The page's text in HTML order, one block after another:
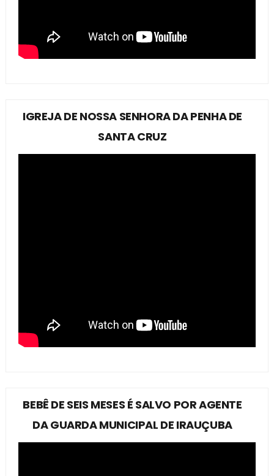
IGREJA DE NOSSA SENHORA DA PENHA DE
SANTA CRUZ
BEBÊ DE SEIS MESES É SALVO POR AGENTE
DA GUARDA MUNICIPAL DE IRAUÇUBA